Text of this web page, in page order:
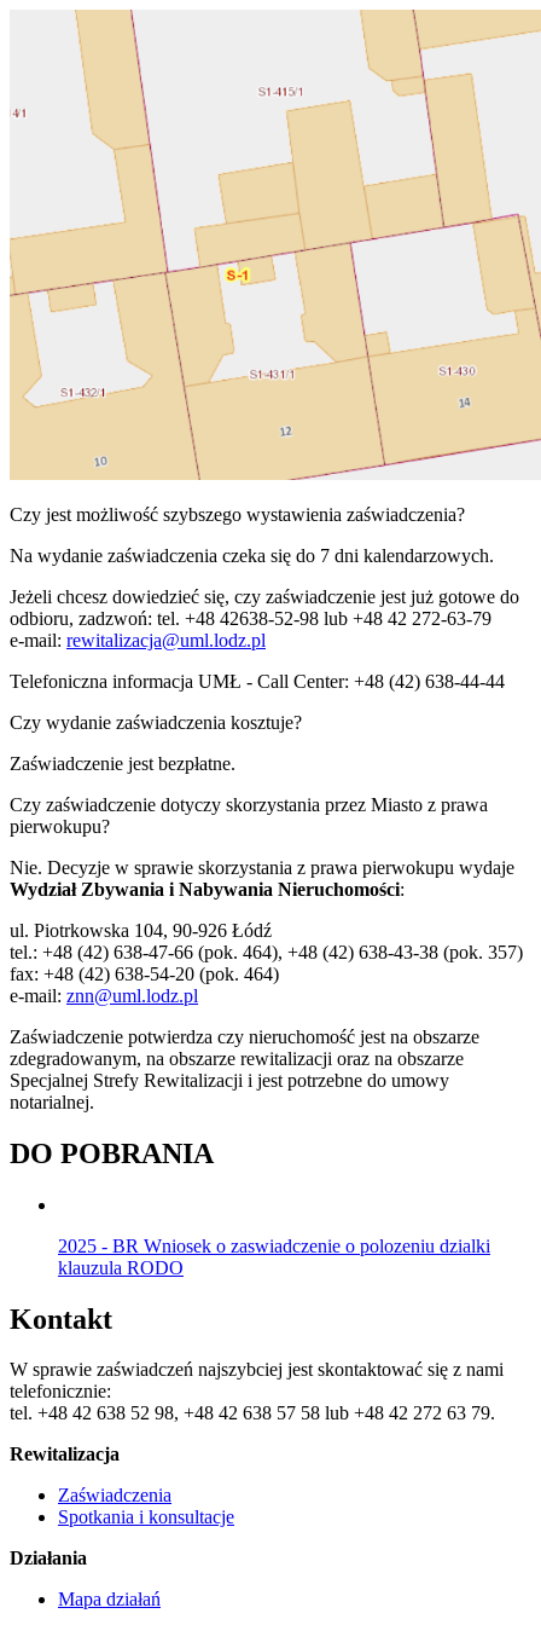
Czy jest możliwość szybszego wystawienia zaświadczenia?
Na wydanie zaświadczenia czeka się do 7 dni kalendarzowych.
Jeżeli chcesz dowiedzieć się, czy zaświadczenie jest już gotowe do
odbioru, zadzwoń: tel. +48 42638-52-98 lub +48 42 272-63-79
e-mail: rewitalizacja@uml.lodz.pl
Telefoniczna informacja UMŁ - Call Center: +48 (42) 638-44-44
Czy wydanie zaświadczenia kosztuje?
Zaświadczenie jest bezpłatne.
Czy zaświadczenie dotyczy skorzystania przez Miasto z prawa
pierwokupu?
Nie. Decyzje w sprawie skorzystania z prawa pierwokupu wydaje
Wydział Zbywania i Nabywania Nieruchomości:
ul. Piotrkowska 104, 90-926 Łódź
tel.: +48 (42) 638-47-66 (pok. 464), +48 (42) 638-43-38 (pok. 357)
fax: +48 (42) 638-54-20 (pok. 464)
e-mail: znn@uml.lodz.pl
Zaświadczenie potwierdza czy nieruchomość jest na obszarze
zdegradowanym, na obszarze rewitalizacji oraz na obszarze
Specjalnej Strefy Rewitalizacji i jest potrzebne do umowy
notarialnej.
DO POBRANIA
2025 - BR Wniosek o zaswiadczenie o polozeniu dzialki
klauzula RODO
Kontakt
W sprawie zaświadczeń najszybciej jest skontaktować się z nami
telefonicznie:
tel. +48 42 638 52 98, +48 42 638 57 58 lub +48 42 272 63 79.
Rewitalizacja
Zaświadczenia
Spotkania i konsultacje
Działania
Mapa działań